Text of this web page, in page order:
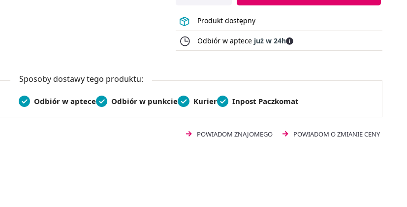
Produkt dostępny
Odbiór w aptece już w 24h
Sposoby dostawy tego produktu:
Odbiór w aptece Odbiór w punkcie Kurier Inpost Paczkomat
POWIADOM ZNAJOMEGO POWIADOM O ZMIANIE CENY